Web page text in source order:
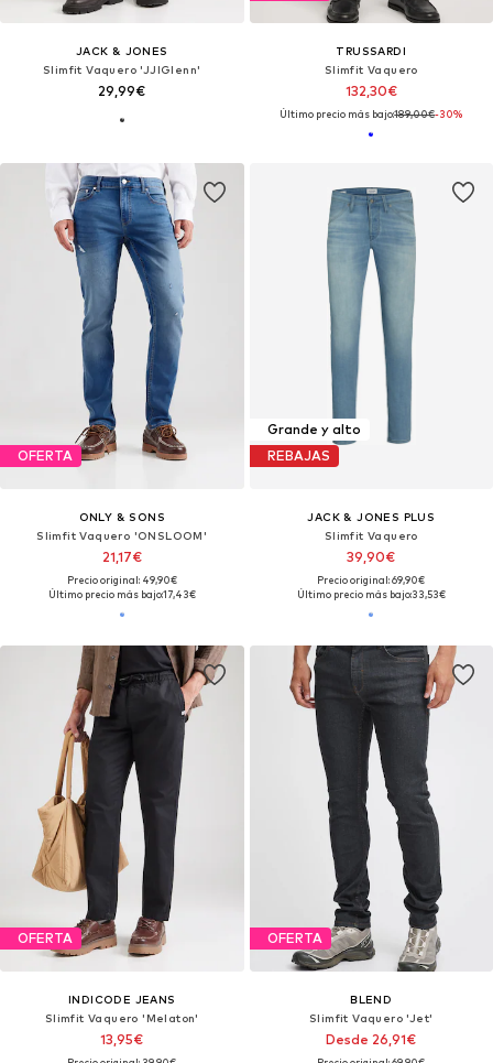
JACK & JONES
Slimfit Vaquero 'JJIGlenn'
29,99€
TRUSSARDI
Slimfit Vaquero
132,30€
Último precio más bajo:189,00€-30%
OFERTA
ONLY & SONS
Slimfit Vaquero 'ONSLOOM'
21,17€
Precio original: 49,90€
Último precio más bajo:17,43€
Grande y alto
REBAJAS
JACK & JONES PLUS
Slimfit Vaquero
39,90€
Precio original: 69,90€
Último precio más bajo:33,53€
OFERTA
INDICODE JEANS
Slimfit Vaquero 'Melaton'
13,95€
OFERTA
BLEND
Slimfit Vaquero 'Jet'
Desde 26,91€